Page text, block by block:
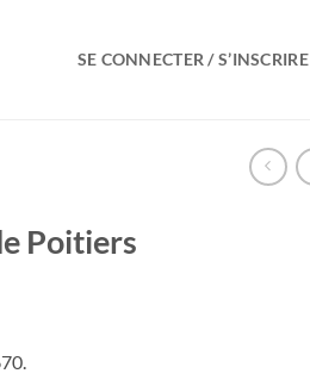
SE CONNECTER / S’INSCRIRE
Poitiers